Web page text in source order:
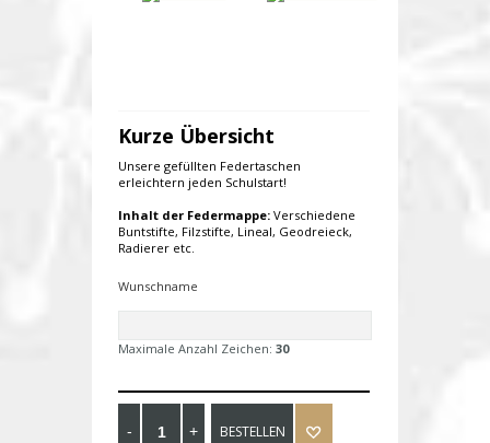
Kurze Übersicht
Unsere gefüllten Federtaschen
erleichtern jeden Schulstart!
Inhalt der Federmappe: Verschiedene
Buntstifte, Filzstifte, Lineal, Geodreieck,
Radierer etc.
Wunschname
Maximale Anzahl Zeichen: 30
BESTELLEN